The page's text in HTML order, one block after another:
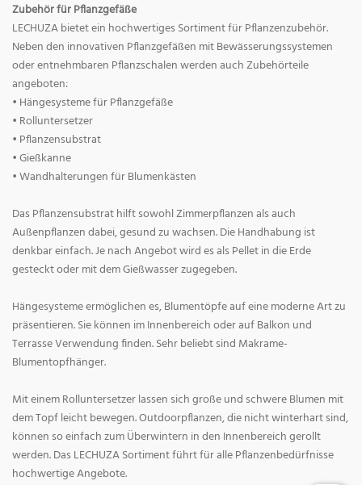
Zubehör für Pflanzgefäße
LECHUZA bietet ein hochwertiges Sortiment für Pflanzenzubehör.
Neben den innovativen Pflanzgefäßen mit Bewässerungssystemen
oder entnehmbaren Pflanzschalen werden auch Zubehörteile
angeboten:
• Hängesysteme für Pflanzgefäße
• Rolluntersetzer
• Pflanzensubstrat
• Gießkanne
• Wandhalterungen für Blumenkästen
Das Pflanzensubstrat hilft sowohl Zimmerpflanzen als auch
Außenpflanzen dabei, gesund zu wachsen. Die Handhabung ist
denkbar einfach. Je nach Angebot wird es als Pellet in die Erde
gesteckt oder mit dem Gießwasser zugegeben.
Hängesysteme ermöglichen es, Blumentöpfe auf eine moderne Art zu
präsentieren. Sie können im Innenbereich oder auf Balkon und
Terrasse Verwendung finden. Sehr beliebt sind Makrame-
Blumentopfhänger.
Mit einem Rolluntersetzer lassen sich große und schwere Blumen mit
dem Topf leicht bewegen. Outdoorpflanzen, die nicht winterhart sind,
können so einfach zum Überwintern in den Innenbereich gerollt
werden. Das LECHUZA Sortiment führt für alle Pflanzenbedürfnisse
hochwertige Angebote.